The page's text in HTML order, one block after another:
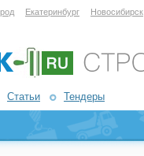
Екатеринбург Новосибирск
Статьи Тендеры